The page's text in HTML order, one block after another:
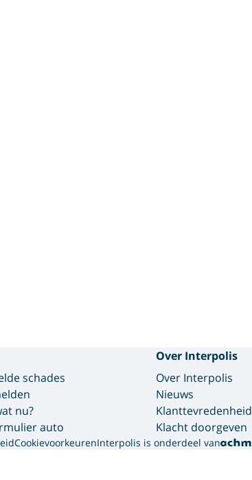
schades
nu?
auto
Over Interpolis
Over Interpolis
Nieuws
Klanttevredenheid
Klacht doorgeven
CookievoorkeurenInterpolis is onderdeel van